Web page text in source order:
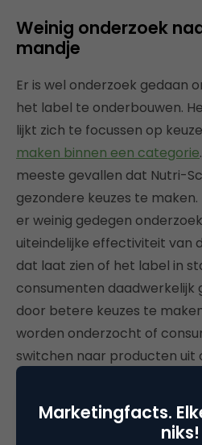
Weinig onderzoek
mandje
Er is wel onderzoek gedaan
het label te onderbouwen.
lijkt zich te focussen op
maken binnen een categorie
meeste gevallen dat Nutri-
gezondere keuzes te
er weinig gedegen
uiteindelijke effectiviteit van
dat laat zien of het label in
consumenten
door betere keuzes te
worden onderzocht of
switchen naar producten uit
categorieën die hetzelfde
Marketingfacts.
niks!